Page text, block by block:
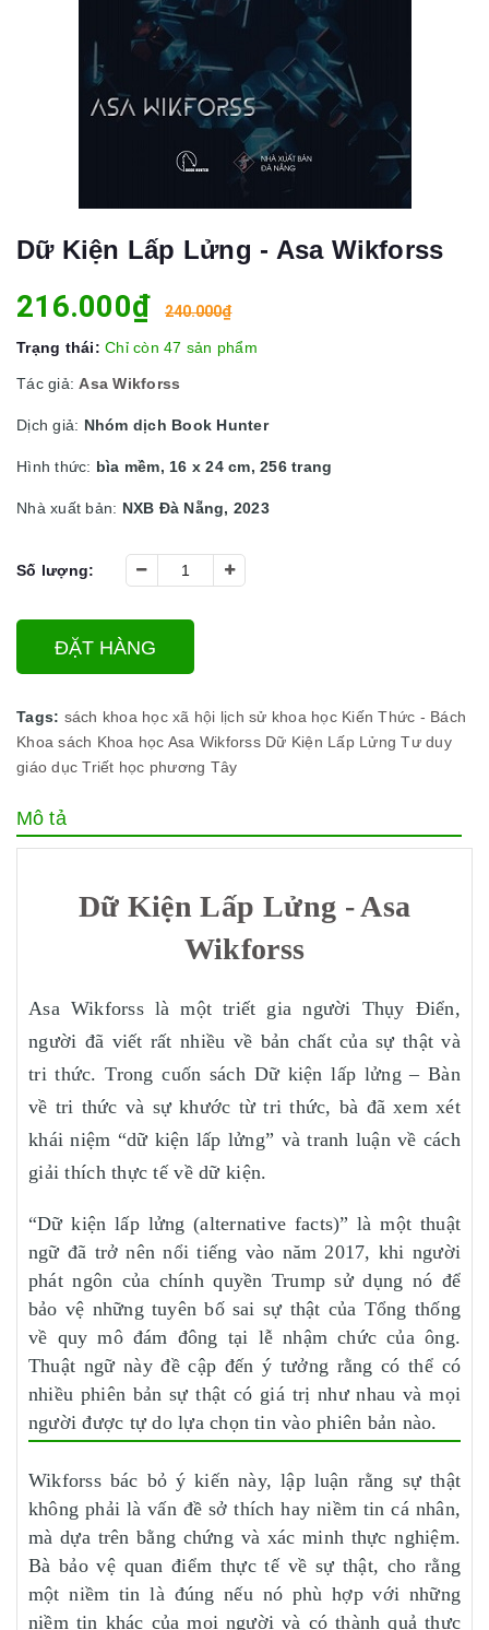
Dữ Kiện Lấp Lửng - Asa Wikforss
216.000₫ 240.000₫
Trạng thái: Chỉ còn 47 sản phẩm
Tác giả: Asa Wikforss
Dịch giả: Nhóm dịch Book Hunter
Hình thức: bìa mềm, 16 x 24 cm, 256 trang
Nhà xuất bản: NXB Đà Nẵng, 2023
Số lượng:
ĐẶT HÀNG
Tags: sách khoa học xã hội lịch sử khoa học Kiến Thức - Bách
Khoa sách Khoa học Asa Wikforss Dữ Kiện Lấp Lửng Tư duy
giáo dục Triết học phương Tây
Mô tả
Dữ Kiện Lấp Lửng - Asa
Wikforss
Asa Wikforss là một triết gia người Thụy Điển,
người đã viết rất nhiều về bản chất của sự thật và
tri thức. Trong cuốn sách Dữ kiện lấp lửng – Bàn
về tri thức và sự khước từ tri thức, bà đã xem xét
khái niệm “dữ kiện lấp lửng” và tranh luận về cách
giải thích thực tế về dữ kiện.
“Dữ kiện lấp lửng (alternative facts)” là một thuật
ngữ đã trở nên nổi tiếng vào năm 2017, khi người
phát ngôn của chính quyền Trump sử dụng nó để
bảo vệ những tuyên bố sai sự thật của Tổng thống
về quy mô đám đông tại lễ nhậm chức của ông.
Thuật ngữ này đề cập đến ý tưởng rằng có thể có
nhiều phiên bản sự thật có giá trị như nhau và mọi
người được tự do lựa chọn tin vào phiên bản nào.
Wikforss bác bỏ ý kiến này, lập luận rằng sự thật
không phải là vấn đề sở thích hay niềm tin cá nhân,
mà dựa trên bằng chứng và xác minh thực nghiệm.
Bà bảo vệ quan điểm thực tế về sự thật, cho rằng
một niềm tin là đúng nếu nó phù hợp với những
niềm tin khác của mọi người và có thành quả thực